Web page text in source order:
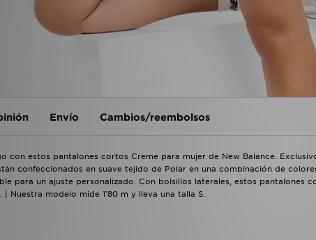
Envío Cambios/reembolsos
con estos pantalones cortos Creme para mujer de New Balance.
confeccionados en suave tejido de Polar en una combinación de
para un ajuste personalizado. Con bolsillos laterales, estos pantalones
Nuestra modelo mide 1'80 m y lleva una talla S.